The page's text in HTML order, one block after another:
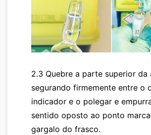
2.3 Quebre a parte superior da
segurando firmemente entre o
indicador e o polegar e
sentido oposto ao ponto
gargalo do frasco.